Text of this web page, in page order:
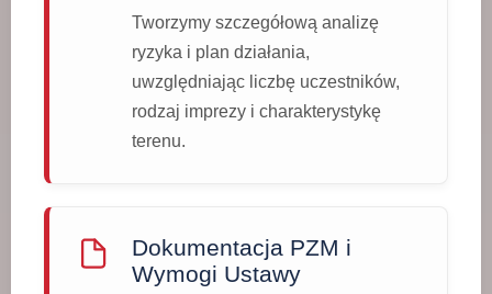
Tworzymy szczegółową analizę
ryzyka i plan działania,
uwzględniając liczbę uczestników,
rodzaj imprezy i charakterystykę
terenu.
Dokumentacja PZM i
Wymogi Ustawy